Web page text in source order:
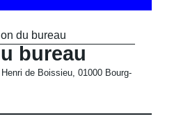
du bureau
bureau
de Boissieu, 01000 Bourg-